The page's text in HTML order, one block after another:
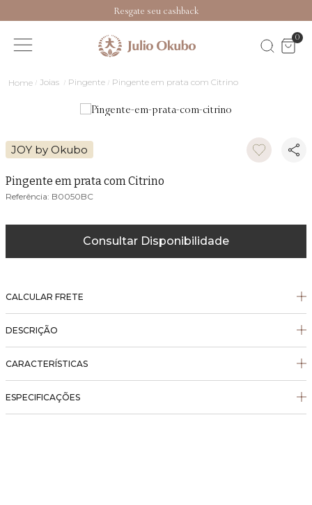
Resgate seu cashback
0
Joias Pingente Pingente em prata com Citrino
JOY by Okubo
Pingente em prata com Citrino
B0050BC
Consultar Disponibilidade
CALCULAR FRETE
DESCRIÇÃO
CARACTERÍSTICAS
ESPECIFICAÇÕES